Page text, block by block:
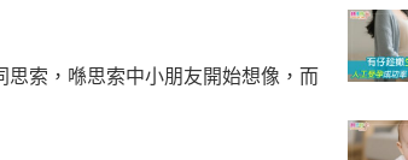
索，喺思索中小朋友開始想像，而